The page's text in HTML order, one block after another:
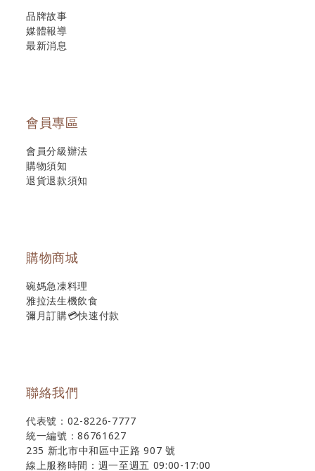
品牌故事
媒體報導
最新消息
會員專區
會員分級辦法
購物須知
退貨退款須知
購物商城
碗媽急凍料理
雅拉法生機飲食
彌月訂購💳快速付款
聯絡我們
代表號：02-8226-7777
統一編號：86761627
235 新北市中和區中正路 907 號
線上服務時間：週一至週五 09:00-17:00